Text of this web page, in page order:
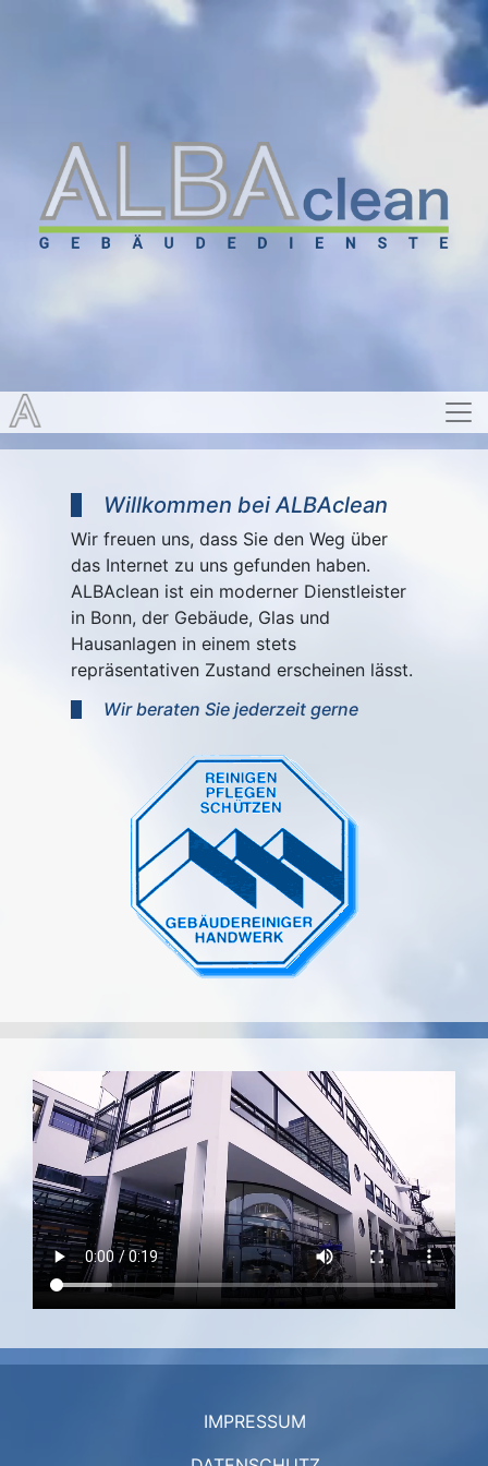
Willkommen bei ALBAclean
Wir freuen uns, dass Sie den Weg über
das Internet zu uns gefunden haben.
ALBAclean ist ein moderner Dienstleister
in Bonn, der Gebäude, Glas und
Hausanlagen in einem stets
repräsentativen Zustand erscheinen lässt.
Wir beraten Sie jederzeit gerne
IMPRESSUM